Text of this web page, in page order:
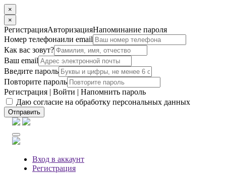
×
×
РегистрацияАвторизацияНапоминание пароля
Номер телефонаили email
Как вас зовут?
Ваш email
Введите пароль
Повторите пароль
Регистрация | Войти | Напомнить пароль
Даю согласие на обработку персональных данных
Отправить
Вход в аккаунт
Регистрация